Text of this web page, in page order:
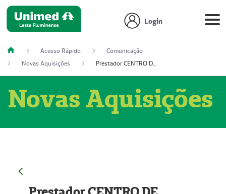
Login
Acesso Rápido
Comunicação
Novas Aquisições
Prestador CENTRO DE ONCOLOGIA
Novas Aquisições